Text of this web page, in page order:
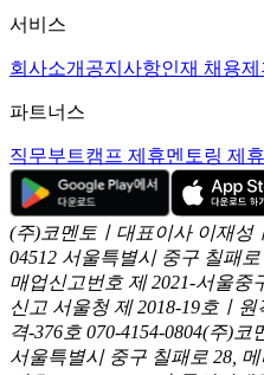
서비스
회사소개 공지사항인재 채용제
파트너스
직무부트캠프 제휴멘토링 제휴
(주)코멘토ㅣ대표이사 이재성
04512 서울특별시 중구 칠패
매업신고번호 제 2021-서울중
신고 서울청 제 2018-19호ㅣ
격-376호 070-4154-0804(주)코
서울특별시 중구 칠패로 28,